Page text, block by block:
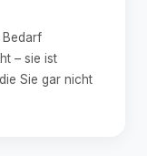
Bedarf
– sie ist
Sie gar nicht